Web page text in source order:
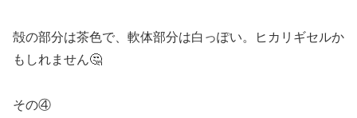
殻の部分は茶色で、軟体部分は白っぽい。ヒカリギセルか
もしれません🤔
その④